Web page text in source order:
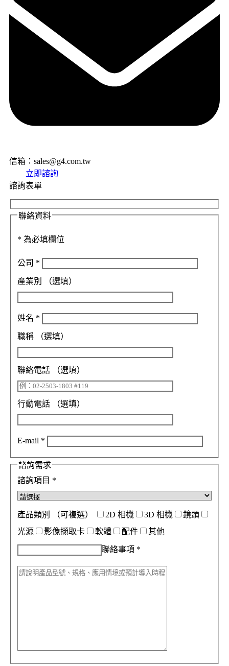
信箱：sales@g4.com.tw
立即諮詢
諮詢表單
聯絡資料
* 為必填欄位
公司 *
產業別 （選填）
姓名 *
職稱 （選填）
聯絡電話 （選填）
行動電話 （選填）
E-mail *
諮詢需求
諮詢項目 *
產品類別 （可複選） 2D 相機 3D 相機
鏡頭
光源
影像擷取卡 軟體 配件 其他
聯絡事項 *